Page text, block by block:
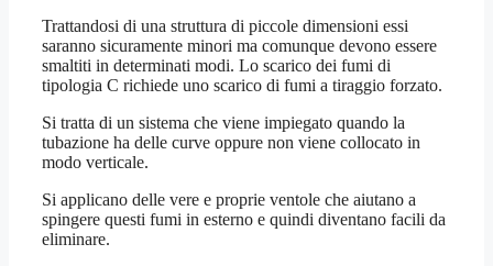
Trattandosi di una struttura di piccole dimensioni essi
saranno sicuramente minori ma comunque devono essere
smaltiti in determinati modi. Lo scarico dei fumi di
tipologia C richiede uno scarico di fumi a tiraggio forzato.
Si tratta di un sistema che viene impiegato quando la
tubazione ha delle curve oppure non viene collocato in
modo verticale.
Si applicano delle vere e proprie ventole che aiutano a
spingere questi fumi in esterno e quindi diventano facili da
eliminare.